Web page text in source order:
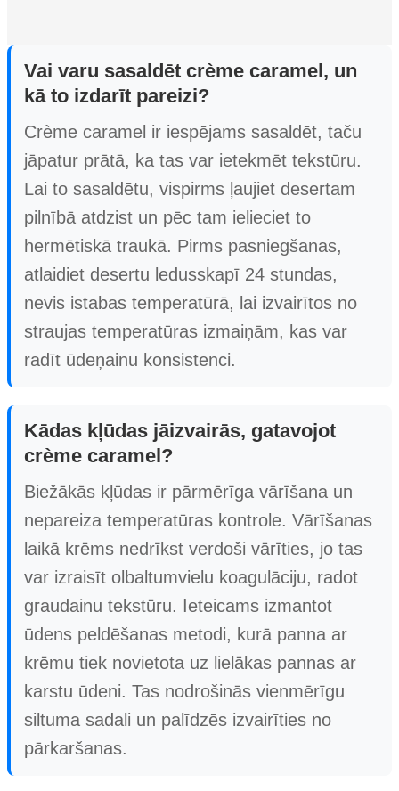
Vai varu sasaldēt crème caramel, un
kā to izdarīt pareizi?
Crème caramel ir iespējams sasaldēt, taču
jāpatur prātā, ka tas var ietekmēt tekstūru.
Lai to sasaldētu, vispirms ļaujiet desertam
pilnībā atdzist un pēc tam ielieciet to
hermētiskā traukā. Pirms pasniegšanas,
atlaidiet desertu ledusskapī 24 stundas,
nevis istabas temperatūrā, lai izvairītos no
straujas temperatūras izmaiņām, kas var
radīt ūdeņainu konsistenci.
Kādas kļūdas jāizvairās, gatavojot
crème caramel?
Biežākās kļūdas ir pārmērīga vārīšana un
nepareiza temperatūras kontrole. Vārīšanas
laikā krēms nedrīkst verdoši vārīties, jo tas
var izraisīt olbaltumvielu koagulāciju, radot
graudainu tekstūru. Ieteicams izmantot
ūdens peldēšanas metodi, kurā panna ar
krēmu tiek novietota uz lielākas pannas ar
karstu ūdeni. Tas nodrošinās vienmērīgu
siltuma sadali un palīdzēs izvairīties no
pārkaršanas.